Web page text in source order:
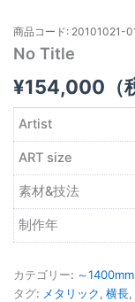
商品コード: 20101021-
No Title
¥154,000 （
Artist
ART size
素材&技法
制作年
カテゴリー: ～1400mm
タグ: メタリック, 横長,